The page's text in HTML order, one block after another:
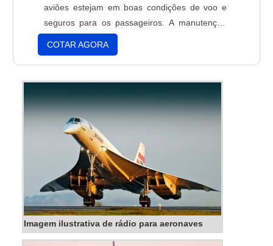
aviões estejam em boas condições de voo e
seguros para os passageiros. A manutenção
de aviões envolve a verificação de todos os
sistemas, a substituição de peças desgastadas
e a realização de testes para garantir que os
aviões estejam em conformidade com os
padrões de segurança. A manutenção de
aviões é essencial para garantir a segurança
dos passageiros e a integridade dos aviões.
COTAR AGORA
Imagem ilustrativa de rádio para aeronaves